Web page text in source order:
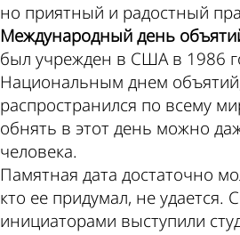
но приятный и радостный
Международный день
был учрежден в США в 1986
Национальным днем
распространился по всему
обнять в этот день можно
человека.
Памятная дата достаточно
кто ее придумал, не удается.
инициаторами выступили